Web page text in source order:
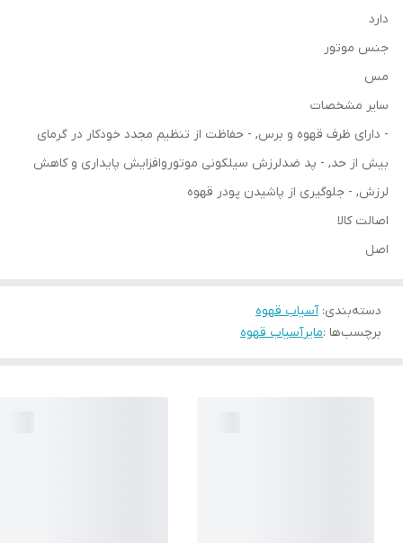
دارد
جنس موتور
مس
سایر مشخصات
- دارای ظرف قهوه و برس, - حفاظت از تنظیم مجدد خودکار در گرمای
بیش از حد, - پد ضدلرزش سیلکونی موتوروافزایش پایداری و کاهش
لرزش, - جلوگیری از پاشیدن پودر قهوه
اصالت کالا
اصل
دسته‌بندی:آسیاب قهوه
برچسب‌ها :مایرآسیاب قهوه